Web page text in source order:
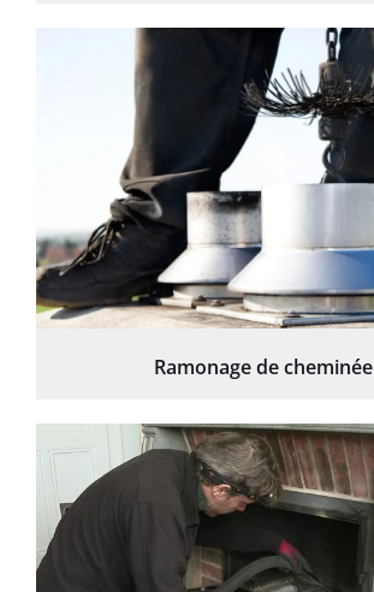
Ramonage de cheminée